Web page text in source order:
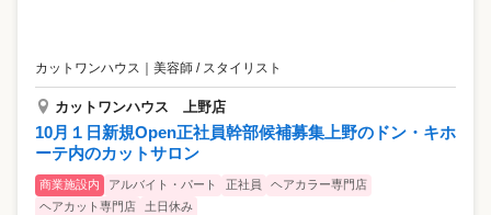
カットワンハウス ｜ 美容師 / スタイリスト
カットワンハウス 上野店
10月１日新規Open正社員幹部候補募集上野のドン・キホ
ーテ内のカットサロン
商業施設内 アルバイト・パート 正社員
ヘアカラー専門店
ヘアカット専門店
土日休み